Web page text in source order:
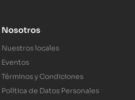
Nosotros
Nuestros locales
Eventos
Términos y Condiciones
Política de Datos Personales